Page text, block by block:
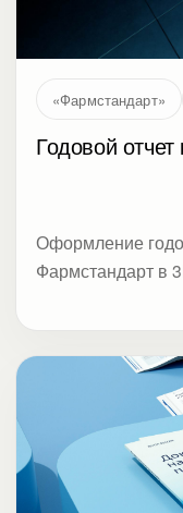
«Фармстандарт»
Годовой
Оформление
Фармстандарт в